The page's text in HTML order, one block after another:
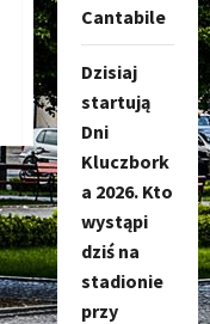
Cantabile
Dzisiaj
startują
Dni
Kluczbork
a 2026. Kto
wystąpi
dziś na
stadionie
przy